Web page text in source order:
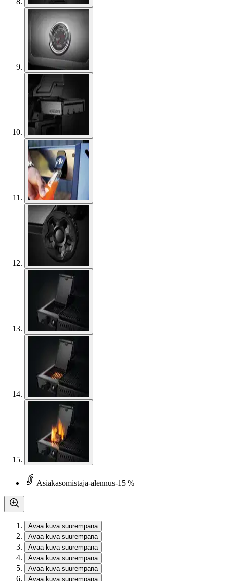
Asiakasomistaja-alennus-15 %
Avaa kuva suurempana
Avaa kuva suurempana
Avaa kuva suurempana
Avaa kuva suurempana
Avaa kuva suurempana
Avaa kuva suurempana